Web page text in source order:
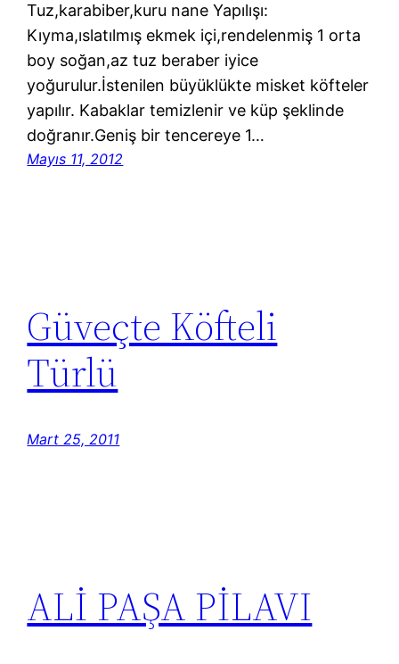
Tuz,karabiber,kuru nane Yapılışı:
Kıyma,ıslatılmış ekmek içi,rendelenmiş 1 orta
boy soğan,az tuz beraber iyice
yoğurulur.İstenilen büyüklükte misket köfteler
yapılır. Kabaklar temizlenir ve küp şeklinde
doğranır.Geniş bir tencereye 1…
Mayıs 11, 2012
Güveçte Köfteli
Türlü
Mart 25, 2011
ALİ PAŞA PİLAVI